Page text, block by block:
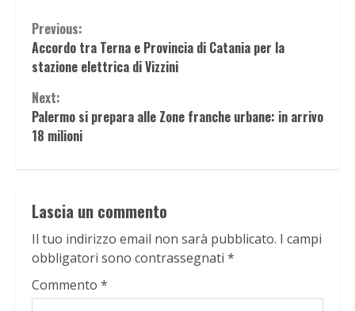
Continue
Reading
Previous:
Accordo tra Terna e Provincia di Catania per la
stazione elettrica di Vizzini
Next:
Palermo si prepara alle Zone franche urbane: in arrivo
18 milioni
Lascia un commento
Il tuo indirizzo email non sarà pubblicato. I campi
obbligatori sono contrassegnati *
Commento *